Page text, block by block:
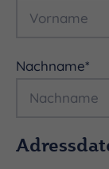
Nachname*